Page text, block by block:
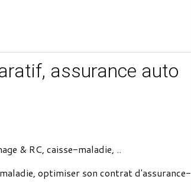
assurance auto
& RC, caisse-maladie, ..
optimiser son contrat d'assurance-